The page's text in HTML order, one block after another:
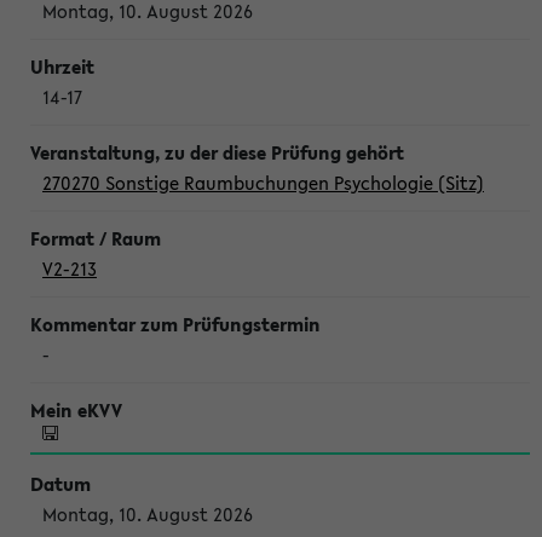
Montag, 10. August 2026
14-17
270270 Sonstige Raumbuchungen Psychologie (Sitz)
V2-213
-
Montag, 10. August 2026